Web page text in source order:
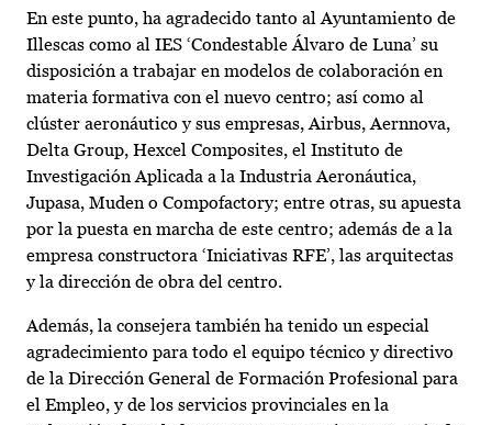
En este punto, ha agradecido tanto al Ayuntamiento de
Illescas como al IES ‘Condestable Álvaro de Luna’ su
disposición a trabajar en modelos de colaboración en
materia formativa con el nuevo centro; así como al
clúster aeronáutico y sus empresas, Airbus, Aernnova,
Delta Group, Hexcel Composites, el Instituto de
Investigación Aplicada a la Industria Aeronáutica,
Jupasa, Muden o Compofactory; entre otras, su apuesta
por la puesta en marcha de este centro; además de a la
empresa constructora ‘Iniciativas RFE’, las arquitectas
y la dirección de obra del centro.
Además, la consejera también ha tenido un especial
agradecimiento para todo el equipo técnico y directivo
de la Dirección General de Formación Profesional para
el Empleo, y de los servicios provinciales en la